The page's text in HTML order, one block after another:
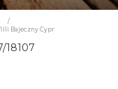
/
Bajeczny Cypr
18107